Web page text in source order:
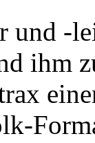
und -
ihm